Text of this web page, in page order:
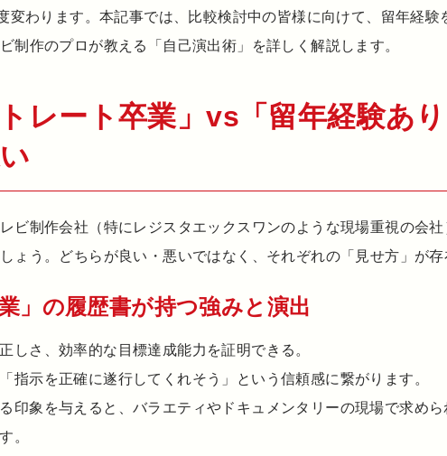
変わります。本記事では、比較検討中の皆様に向けて、留年経験
制作のプロが教える「自己演出術」を詳しく解説します。
トレート卒業」vs「留年経験あ
ビ制作会社（特にレジスタエックスワンのような現場重視の会
ょう。どちらが良い・悪いではなく、それぞれの「見せ方」が存
」の履歴書が持つ強みと演出
しさ、効率的な目標達成能力を証明できる。
指示を正確に遂行してくれそう」という信頼感に繋がります。
る印象を与えると、バラエティやドキュメンタリーの現場で求め
。